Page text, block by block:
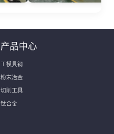
产品中心
工模具钢
粉末冶金
切削工具
钛合金